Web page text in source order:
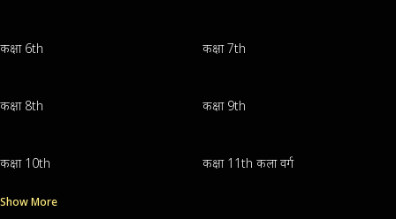
कक्षा 6th कक्षा 7th
कक्षा 8th कक्षा 9th
कक्षा 10th कक्षा 11th कला वर्ग
Show More